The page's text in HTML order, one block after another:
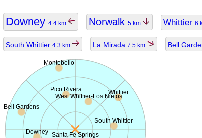
Downey 4.4 km Norwalk 5 km Whittier 6
South Whittier 4.3 km La Mirada 7.5 km Bell
Santa Fe Springs
Downey
Whittier
Pico Rivera
Montebello
South Whittier
Bell Gardens
West Whittier-Los Nietos